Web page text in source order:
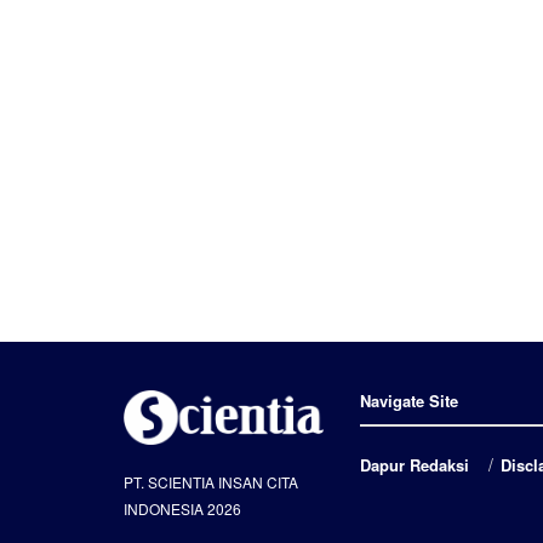
PT. SCIENTIA INSAN CITA
INDONESIA 2026
Navigate Site
Dapur Redaksi